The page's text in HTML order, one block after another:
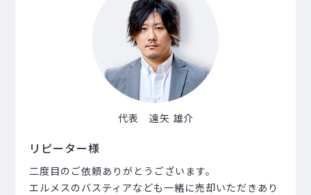
代表 遠矢 雄介
リピーター様
二度目のご依頼ありがとうございます。
エルメスのバスティアなども一緒に売却いただきあり